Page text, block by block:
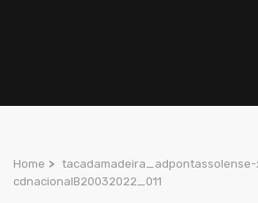
Home >
cdnacionalB20032022_011